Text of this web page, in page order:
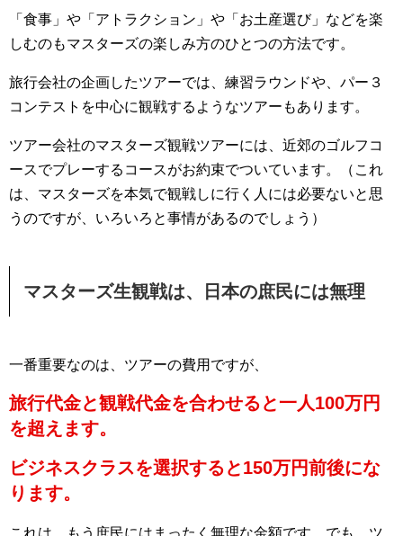
「食事」や「アトラクション」や「お土産選び」などを楽
しむのもマスターズの楽しみ方のひとつの方法です。
旅行会社の企画したツアーでは、練習ラウンドや、パー３
コンテストを中心に観戦するようなツアーもあります。
ツアー会社のマスターズ観戦ツアーには、近郊のゴルフコ
ースでプレーするコースがお約束でついています。（これ
は、マスターズを本気で観戦しに行く人には必要ないと思
うのですが、いろいろと事情があるのでしょう）
マスターズ生観戦は、日本の庶民には無理
一番重要なのは、ツアーの費用ですが、
旅行代金と観戦代金を合わせると一人100万円
を超えます。
ビジネスクラスを選択すると150万円前後にな
ります。